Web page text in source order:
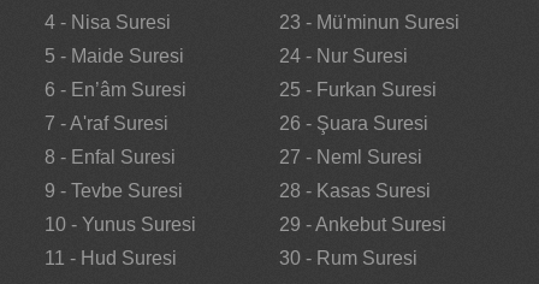
4 - Nisa Suresi
5 - Maide Suresi
6 - En’âm Suresi
7 - A'raf Suresi
8 - Enfal Suresi
9 - Tevbe Suresi
10 - Yunus Suresi
11 - Hud Suresi
23 - Mü'minun Suresi
24 - Nur Suresi
25 - Furkan Suresi
26 - Şuara Suresi
27 - Neml Suresi
28 - Kasas Suresi
29 - Ankebut Suresi
30 - Rum Suresi